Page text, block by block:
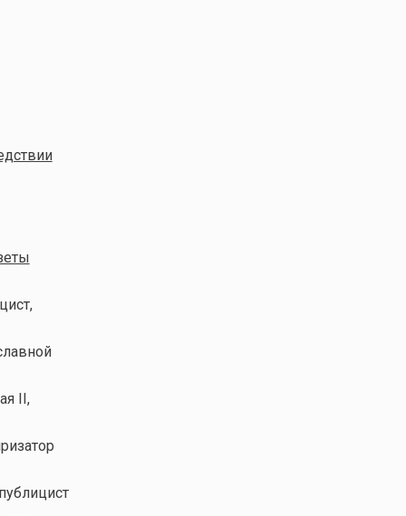
II,